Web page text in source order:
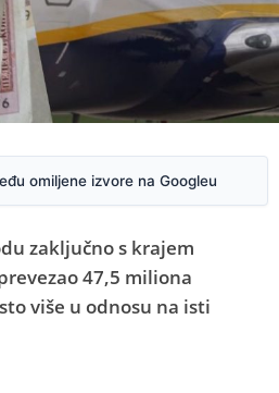
omiljene izvore na Googleu
zaključno s krajem
47,5 miliona
više u odnosu na isti